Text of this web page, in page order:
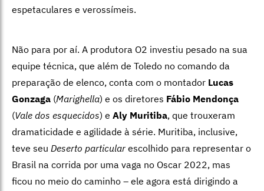
espetaculares e verossímeis.
Não para por aí. A produtora O2 investiu pesado na sua
equipe técnica, que além de Toledo no comando da
preparação de elenco, conta com o montador Lucas
Gonzaga (Marighella) e os diretores Fábio Mendonça
(Vale dos esquecidos) e Aly Muritiba, que trouxeram
dramaticidade e agilidade à série. Muritiba, inclusive,
teve seu Deserto particular escolhido para representar o
Brasil na corrida por uma vaga no Oscar 2022, mas
ficou no meio do caminho – ele agora está dirigindo a